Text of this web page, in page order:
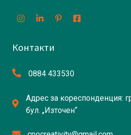
Контакти
0884 433530
Адрес за кореспонденция:
бул. „Източен“